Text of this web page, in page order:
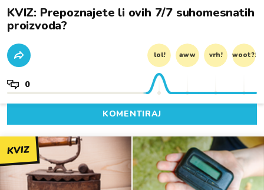
KVIZ: Prepoznajete li ovih 7/7 suhomesnatih
proizvoda?
lol! aww vrh! woot?!
0
KOMENTIRAJ
KVIZ